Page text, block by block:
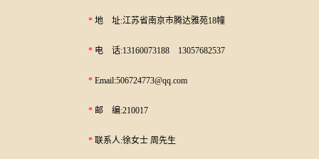
* 地 址:江苏省南京市腾达雅苑18幢
* 电 话:13160073188 13057682537
* Email:506724773@qq.com
* 邮 编:210017
* 联系人:徐女士 周先生